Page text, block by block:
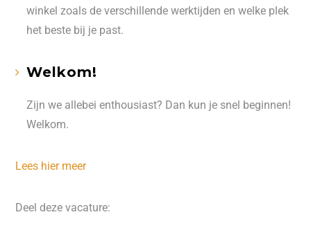
winkel zoals de verschillende werktijden en welke plek
het beste bij je past.
Welkom!
Zijn we allebei enthousiast? Dan kun je snel beginnen!
Welkom.
Lees hier meer
Deel deze vacature: